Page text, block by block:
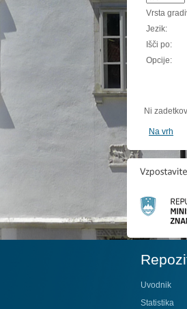
Vrsta
Jezik:
Išči po:
Opcije:
Ni
Na vrh
Uvodnik
Statistika